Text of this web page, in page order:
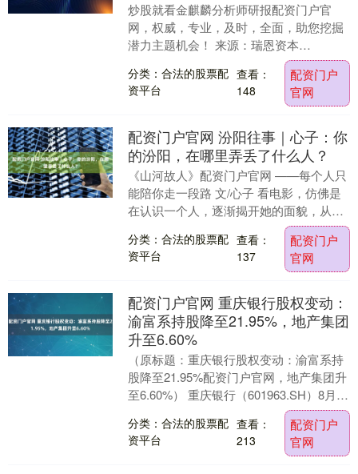
炒股就看金麒麟分析师研报配资门户官
网，权威，专业，及时，全面，助您挖掘
潜力主题机会！ 来源：瑞恩资本
RyanbenCapital 来自浙江台州温岭的A股
上市公司....
分类：合法的股票配
资平台
查看：
148
配资门户
官网
配资门户官网 汾阳往事｜心子：你
的汾阳，在哪里弄丢了什么人？
《山河故人》配资门户官网 ——每个人只
能陪你走一段路 文/心子 看电影，仿佛是
在认识一个人，逐渐揭开她的面貌，从表
象到深层。 《山河故人》初次映入眼帘，
那种浓郁....
分类：合法的股票配
资平台
查看：
137
配资门户
官网
配资门户官网 重庆银行股权变动：
渝富系持股降至21.95%，地产集团
升至6.60%
（原标题：重庆银行股权变动：渝富系持
股降至21.95%配资门户官网，地产集团升
至6.60%） 重庆银行（601963.SH）8月11
日晚间连续发布三份公告，披露....
分类：合法的股票配
资平台
查看：
213
配资门户
官网